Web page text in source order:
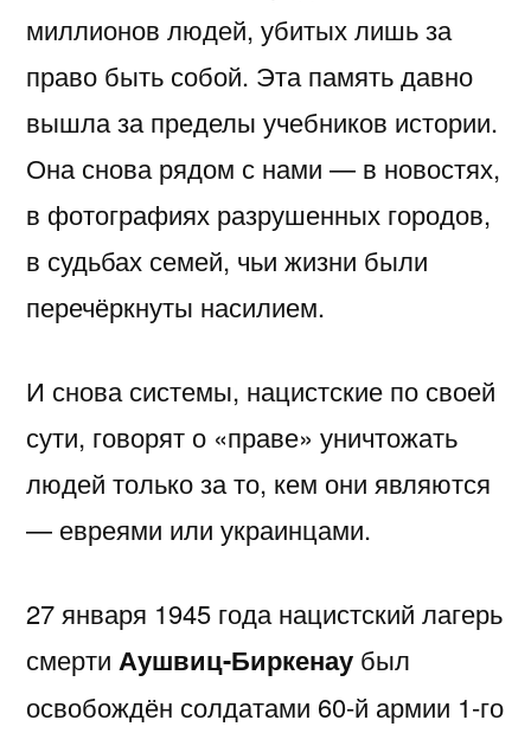
миллионов людей, убитых лишь за
право быть собой. Эта память давно
вышла за пределы учебников истории.
Она снова рядом с нами — в новостях,
в фотографиях разрушенных городов,
в судьбах семей, чьи жизни были
перечёркнуты насилием.
И снова системы, нацистские по своей
сути, говорят о «праве» уничтожать
людей только за то, кем они являются
— евреями или украинцами.
27 января 1945 года нацистский лагерь
смерти Аушвиц-Биркенау был
освобождён солдатами 60-й армии 1-го